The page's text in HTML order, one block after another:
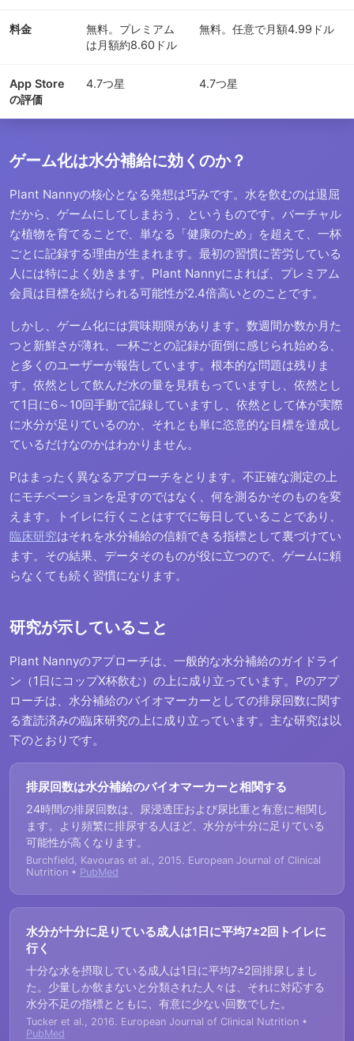
料金
無料。プレミアム
は月額約8.60ドル
無料。任意で月額4.99ドル
App Store
の評価
4.7つ星 4.7つ星
ゲーム化は水分補給に効くのか？
Plant Nannyの核心となる発想は巧みです。水を飲むのは退屈
だから、ゲームにしてしまおう、というものです。バーチャル
な植物を育てることで、単なる「健康のため」を超えて、一杯
ごとに記録する理由が生まれます。最初の習慣に苦労している
人には特によく効きます。Plant Nannyによれば、プレミアム
会員は目標を続けられる可能性が2.4倍高いとのことです。
しかし、ゲーム化には賞味期限があります。数週間か数か月た
つと新鮮さが薄れ、一杯ごとの記録が面倒に感じられ始める、
と多くのユーザーが報告しています。根本的な問題は残りま
す。依然として飲んだ水の量を見積もっていますし、依然とし
て1日に6～10回手動で記録していますし、依然として体が実際
に水分が足りているのか、それとも単に恣意的な目標を達成し
ているだけなのかはわかりません。
Pはまったく異なるアプローチをとります。不正確な測定の上
にモチベーションを足すのではなく、何を測るかそのものを変
えます。トイレに行くことはすでに毎日していることであり、
臨床研究はそれを水分補給の信頼できる指標として裏づけてい
ます。その結果、データそのものが役に立つので、ゲームに頼
らなくても続く習慣になります。
研究が示していること
Plant Nannyのアプローチは、一般的な水分補給のガイドライ
ン（1日にコップX杯飲む）の上に成り立っています。Pのアプ
ローチは、水分補給のバイオマーカーとしての排尿回数に関す
る査読済みの臨床研究の上に成り立っています。主な研究は以
下のとおりです。
排尿回数は水分補給のバイオマーカーと相関する
24時間の排尿回数は、尿浸透圧および尿比重と有意に相関し
ます。より頻繁に排尿する人ほど、水分が十分に足りている
可能性が高くなります。
Burchfield, Kavouras et al., 2015. European Journal of Clinical
Nutrition • PubMed
水分が十分に足りている成人は1日に平均7±2回トイレに
行く
十分な水を摂取している成人は1日に平均7±2回排尿しまし
た。少量しか飲まないと分類された人々は、それに対応する
水分不足の指標とともに、有意に少ない回数でした。
Tucker et al., 2016. European Journal of Clinical Nutrition •
PubMed